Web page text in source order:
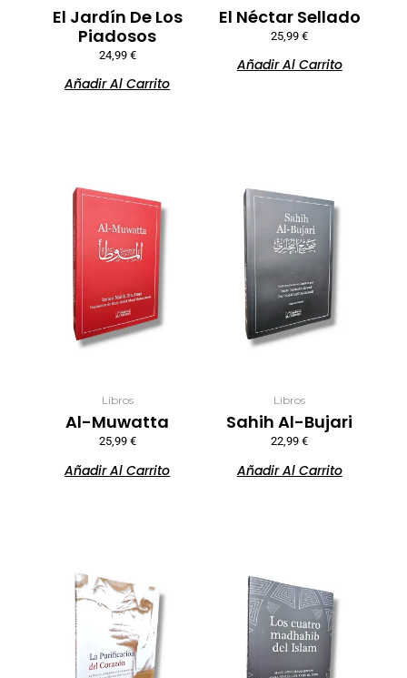
El Jardín De Los
Piadosos
24,99 €
Añadir Al Carrito
El Néctar Sellado
25,99€
Añadir Al Carrito
Libros
Al-Muwatta
25,99 €
Añadir Al Carrito
Libros
Sahih Al-Bujari
22,99€
Añadir Al Carrito